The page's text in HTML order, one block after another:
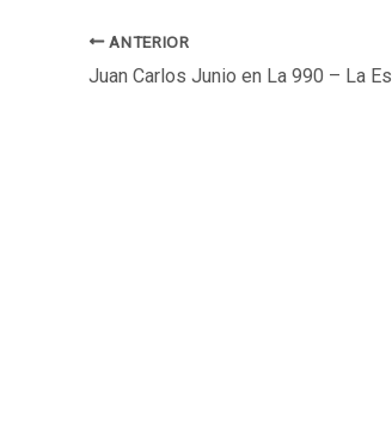
ANTERIOR